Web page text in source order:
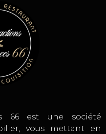
66 est une société
vous mettant en